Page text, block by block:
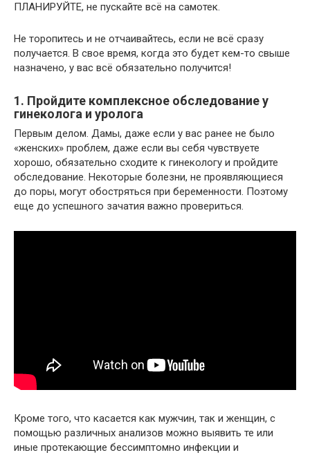
ПЛАНИРУЙТЕ, не пускайте всё на самотек.
Не торопитесь и не отчаивайтесь, если не всё сразу
получается. В свое время, когда это будет кем-то свыше
назначено, у вас всё обязательно получится!
1. Пройдите комплексное обследование у
гинеколога и уролога
Первым делом. Дамы, даже если у вас ранее не было
«женских» проблем, даже если вы себя чувствуете
хорошо, обязательно сходите к гинекологу и пройдите
обследование. Некоторые болезни, не проявляющиеся
до поры, могут обостряться при беременности. Поэтому
еще до успешного зачатия важно провериться.
Кроме того, что касается как мужчин, так и женщин, с
помощью различных анализов можно выявить те или
иные протекающие бессимптомно инфекции и